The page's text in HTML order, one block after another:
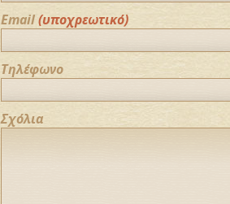
Email(υποχρεωτικό)
Τηλέφωνο
Σχόλια